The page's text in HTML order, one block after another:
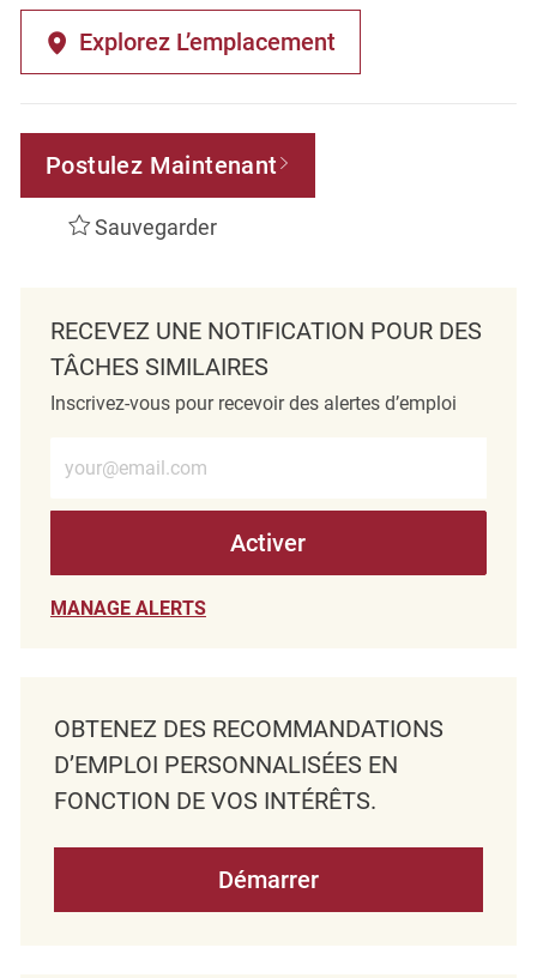
Explorez L’emplacement
Postulez Maintenant
Sauvegarder
RECEVEZ UNE NOTIFICATION POUR DES
TÂCHES SIMILAIRES
Inscrivez-vous pour recevoir des alertes d’emploi
Activer
MANAGE ALERTS
OBTENEZ DES RECOMMANDATIONS
D’EMPLOI PERSONNALISÉES EN
FONCTION DE VOS INTÉRÊTS.
Démarrer